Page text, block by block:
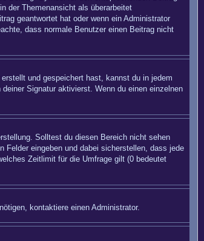
der Themenansicht als überarbeitet
geantwortet hat oder wenn ein Administrator
dass normale Benutzer einen Beitrag nicht
und gespeichert hast, kannst du in jedem
Signatur aktivierst. Wenn du einen einzelnen
Solltest du diesen Bereich nicht sehen
Felder eingeben und dabei sicherstellen, dass jede
Zeitlimit für die Umfrage gilt (0 bedeutet
kontaktiere einen Administrator.